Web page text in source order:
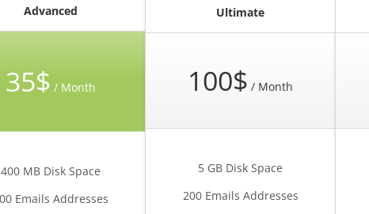
Advanced
35$ / Month
400 MB Disk Space
Emails Addresses
Ultimate
100$ / Month
5 GB Disk Space
200 Emails Addresses